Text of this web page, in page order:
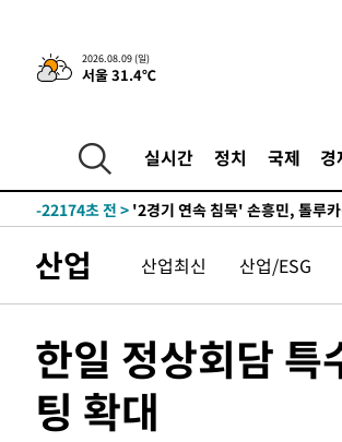
2026.08.09 (일)
서울 31.4℃
실시간 정치 국제 경
1시간 전 >“美 이란전 무기 소진…북한과 분쟁시
-27610초 전 >[속보]장은수, KLPGA 제주삼다
-22902초 전 >
손흥민, 68분 뛰고 2경기 침묵
-22174초 전 >
-20926초 전 > 이강인, 오늘 서울서 AT마드리
차'
-7279초 전 >
콜롬비아 신임 우파 대통령 취임
-873초 전 >튀르키예 외무장관, "메카 3국 방위
1시간 전 >[속보]美중부 사령관, 이스라엘 긴급
1시간 전 >美 국방부, 켄달 전 공군장관 보안허
론 누출”
1시간 전 >‘축구의 신’ 아르헨티나 축구 선수 메
산업 산업최신 산업/ESG
한일 정상회담
팅 확대